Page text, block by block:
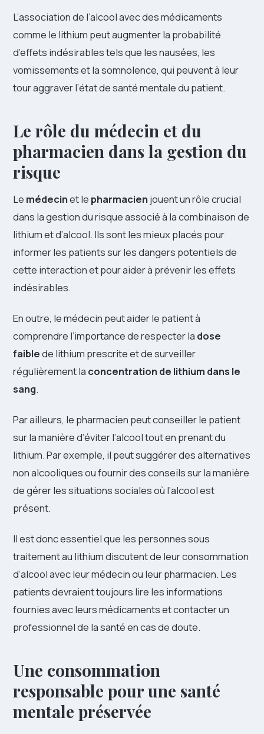
L’association de l’alcool avec des médicaments
comme le lithium peut augmenter la probabilité
d’effets indésirables tels que les nausées, les
vomissements et la somnolence, qui peuvent à leur
tour aggraver l’état de santé mentale du patient.
Le rôle du médecin et du
pharmacien dans la gestion du
risque
Le médecinet le pharmacien jouent un rôle crucial
dans la gestion du risque associé à la combinaison de
lithium et d’alcool. Ils sont les mieux placés pour
informer les patients sur les dangers potentiels de
cette interaction et pour aider à prévenir les effets
indésirables.
En outre, le médecin peut aider le patient à
comprendre l’importance de respecter la dose
faiblede lithium prescrite et de surveiller
régulièrement la concentration de lithium dans le
sang.
Par ailleurs, le pharmacien peut conseiller le patient
sur la manière d’éviter l’alcool tout en prenant du
lithium. Par exemple, il peut suggérer des alternatives
non alcooliques ou fournir des conseils sur la manière
de gérer les situations sociales où l’alcool est
présent.
Il est donc essentiel que les personnes sous
traitement au lithium discutent de leur consommation
d’alcool avec leur médecin ou leur pharmacien. Les
patients devraient toujours lire les informations
fournies avec leurs médicaments et contacter un
professionnel de la santé en cas de doute.
Une consommation
responsable pour une santé
mentale préservée